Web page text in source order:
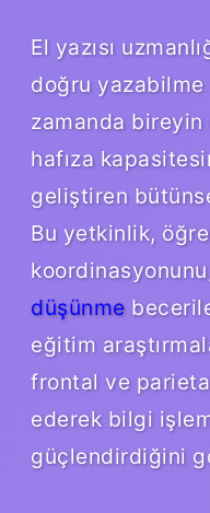
El yazısı
doğru
zamanda
hafıza
geliştiren
Bu yetkinlik,
düşünme
eğitim
frontal ve
ederek bilgi
güçlendirdiğini